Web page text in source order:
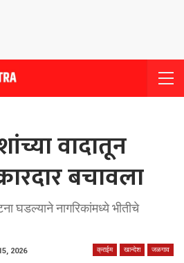
वादातून
बचावला
घडल्याने नागरिकांमध्ये भीतीचे
क्राईम खान्देश जळगाव
2026